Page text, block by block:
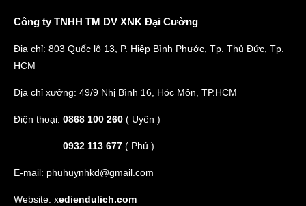
Công ty TNHH TM DV XNK Đại Cường
Địa chỉ: 803 Quốc lộ 13, P. Hiệp Bình Phước, Tp. Thủ Đức, Tp.
HCM
Địa chỉ xưởng: 49/9 Nhị Bình 16, Hóc Môn, TP.HCM
Điện thoại: 0868 100 260 ( Uyên )
0932 113 677 ( Phú )
E-mail: phuhuynhkd@gmail.com
Website: xediendulich.com